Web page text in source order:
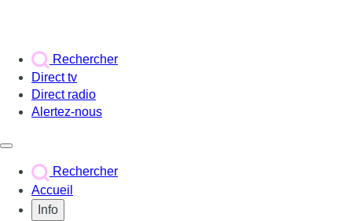
Rechercher
Direct tv
Direct radio
Alertez-nous
Rechercher
Accueil
Info